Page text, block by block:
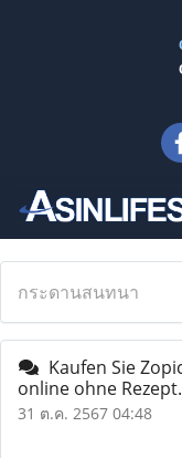
กระดานสนทนา
Kaufen Sie
online ohne Rezept.
31 ต.ค. 2567 04:48